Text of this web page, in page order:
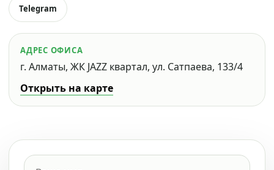
Telegram
АДРЕС ОФИСА
г. Алматы, ЖК JAZZ квартал, ул. Сатпаева, 133/4
Открыть на карте